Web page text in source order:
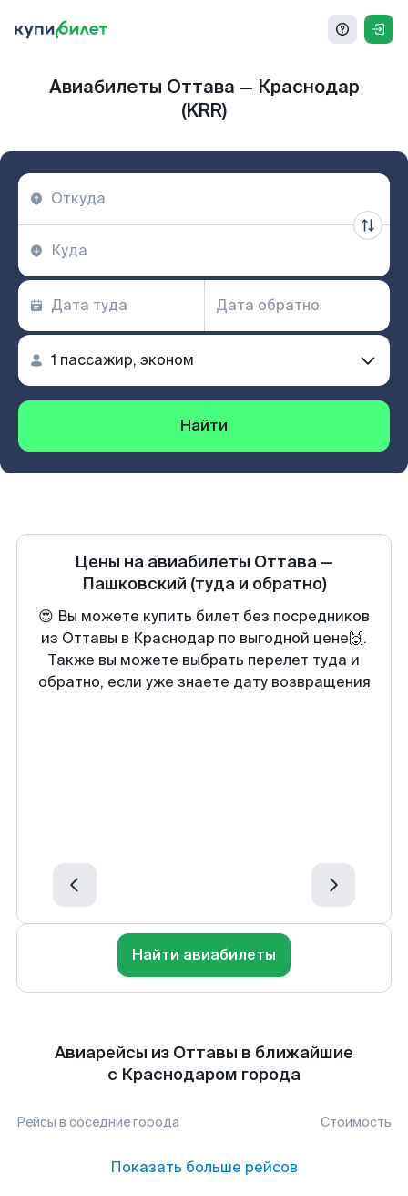
Авиабилеты Оттава — Краснодар
(KRR)
Найти
Цены на авиабилеты Оттава —
Пашковский (туда и обратно)
😍 Вы можете купить билет без посредников
из Оттавы в Краснодар по выгодной цене🙌.
Также вы можете выбрать перелет туда и
обратно, если уже знаете дату возвращения
Найти авиабилеты
Авиарейсы из Оттавы в ближайшие
с Краснодаром города
Рейсы в соседние города Стоимость
Показать больше рейсов